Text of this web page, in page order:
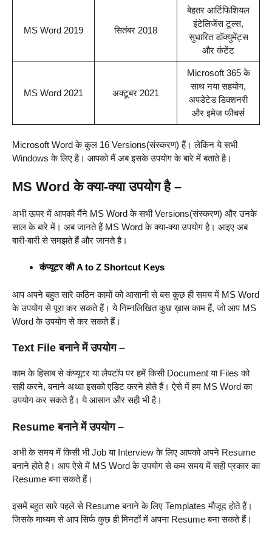
MS Word 2019 सितंबर 2018
बेहतर आर्टिफिशियल
इंटेलिजेंस टूल्स,
सुधारित डॉक्युमेंट्स
और कंटेंट
MS Word 2021 अक्टूबर 2021
Microsoft 365 के
साथ नया सहयोग,
अपडेटेड डिक्शनरी
और इमेज फीचर्स
Microsoft Word के कुल 16 Versions(संस्करण) हैं। लेकिन ये सभी
Windows के लिए है। आपको मैं अब इसके उपयोग के बारे में बताते है।
MS Word के क्या-क्या उपयोग है –
अभी ऊपर में आपको मैंने MS Word के सभी Versions(संस्करण) और उनके
साल के बारे में। अब जानते हैं MS Word के क्या-क्या उपयोग है। आइए अब
बारी-बारी से समझते हैं और जानते है।
कंप्यूटर की A to Z Shortcut Keys
आप अपने बहुत सारे कठिन कामों को आसानी से बस कुछ ही समय में MS Word
के उपयोग से पूरा कर सकते हैं। ये निम्नलिखित कुछ ख़ास काम हैं, जो आप MS
Word के उपयोग से कर सकते हैं।
Text File बनाने में उपयोग –
काम के हिसाब से कंप्यूटर या लैपटॉप पर हमें किसी Document या Files को
सही करने, बनाने अथ्वा इसको एडिट करने होते हैं। ऐसे में हम MS Word का
उपयोग कर सकते हैं। ये आसान और सही भी है।
Resume बनाने में उपयोग –
अभी के समय में किसी भी Job या Interview के लिए आपको अपने Resume
बनाने होते है। आप ऐसे में MS Word के उपयोग से कम समय में सही प्रकार का
Resume बना सकते हैं।
इसमें बहुत सारे पहले से Resume बनाने के लिए Templates मौजूद होते हैं।
जिसके माध्यम से आप सिर्फ कुछ ही मिनटों में अपना Resume बना सकते हैं।